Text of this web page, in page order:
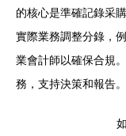
的核心是準確記錄采
實際業務調整分錄，
業會計師以確保合規
務，支持決策和報告。